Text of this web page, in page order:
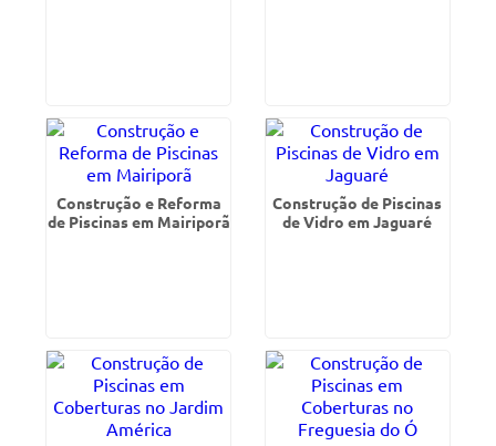
Construção e Reforma
de Piscinas em Mairiporã
Construção de Piscinas
de Vidro em Jaguaré